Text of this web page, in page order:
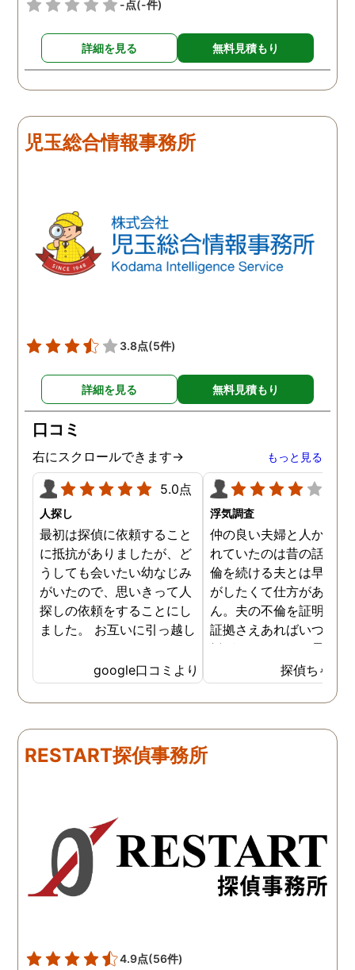
-点(-件)
詳細を見る 無料見積もり
児玉総合情報事務所
3.8点(5件)
詳細を見る 無料見積もり
口コミ
右にスクロールできます→ もっと見る
5.0点
人探し
最初は探偵に依頼すること
に抵抗がありましたが、ど
うしても会いたい幼なじみ
がいたので、思いきって人
探しの依頼をすることにし
ました。 お互いに引っ越し
いる情報も少なかったの
で、難しいかなと思ってい
たのですが、見事に探して
ました。うれしくてお互い
に涙の再会でした。 対応し
玉総合情報事務所さんに依
頼させていただき本当に良
かったです。
google口コミより
浮気調査
仲の良い夫婦と人から言
れていたのは昔の話で、
倫を続ける夫とは早く離
がしたくて仕方がありま
ん。夫の不倫を証明でき
証拠さえあればいつでも
婚ができるのにと愚痴を
ぼしていると、姉が探偵
不倫の証拠集めを依頼し
くれました。探偵事務所
にも関わらず、相談員の
明な点が全くないほどし
かりと説明をしてくれま
た。調査では夫が不倫相
の自宅に頻繁に訪れる様
探偵ちゃん
RESTART探偵事務所
4.9点(56件)